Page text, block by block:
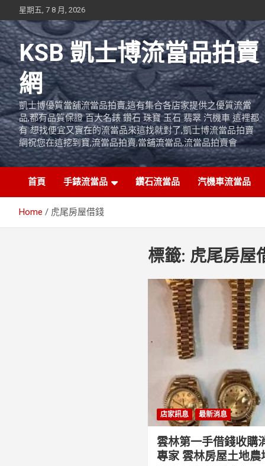
to
content
星期五, 7 8 月, 2026
KSB 凱士博流當品拍賣
網
凱士博優質當舖流當品拍賣,這有集合各店家提供之優質流當
品,都有品質保證 百大名錶 鑽石 珠寶 玉石 翡翠 汽機車 這裡都
有 想找便宜又實在的流當品來這找就對了,凱士博流當品拍賣
網祝您在這挖到寶,流當品拍賣,當舖流當品,流當品拍賣會
首頁 手錶流當品 鑽石流當品 汽機車流當品
Home 虎尾房屋借錢
標籤: 虎尾房屋
店家訊息 最新消息
雲林第一手借錢收購
專家 雲林房屋土地